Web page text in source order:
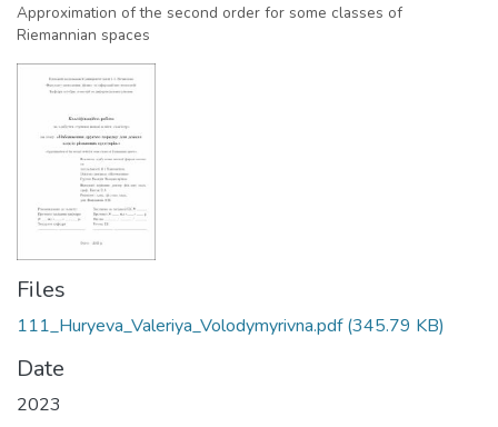
Approximation of the second order for some classes of
Riemannian spaces
Files
111_Huryeva_Valeriya_Volodymyrivna.pdf(345.79 KB)
Date
2023